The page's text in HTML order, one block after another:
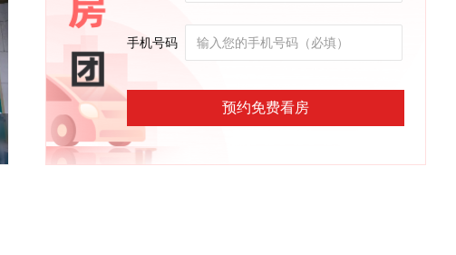
手机号码
预约免费看房